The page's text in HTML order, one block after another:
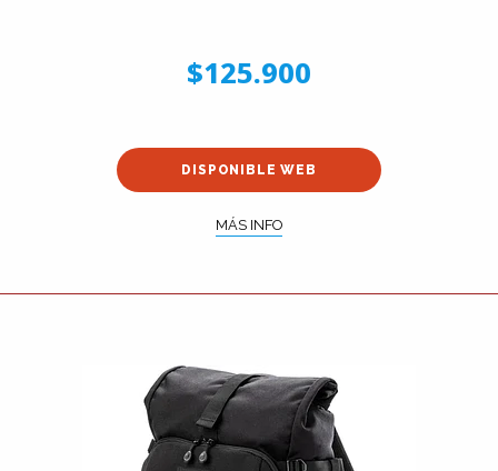
$125.900
DISPONIBLE WEB
MÁS INFO